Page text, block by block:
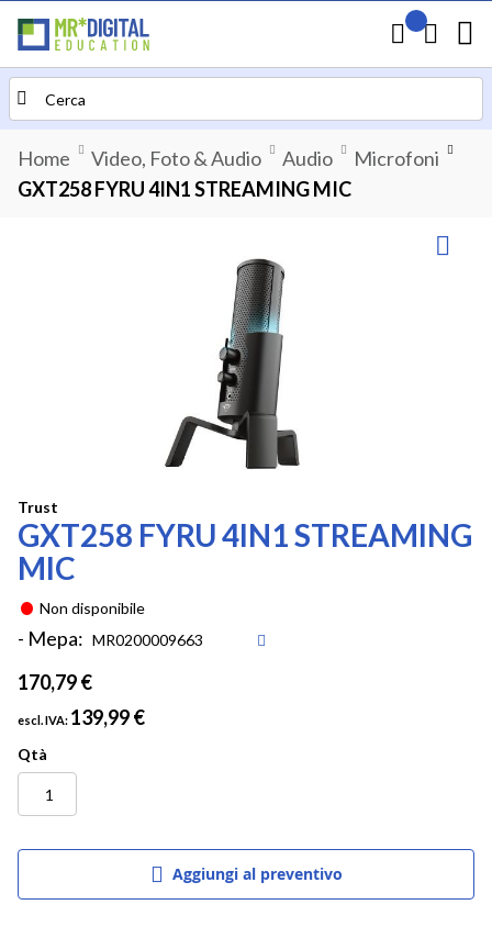
Carrello
Il mio
Search
Home Video, Foto & Audio Audio
Microfoni
GXT258 FYRU 4IN1 STREAMING MIC
Vai
all'inizio
della
galleria
immagini
Trust
GXT258 FYRU 4IN1 STREAMING
MIC
170,79 €
139,99 €
Non disponibile
- Mepa:
Qtà
Aggiungi al preventivo